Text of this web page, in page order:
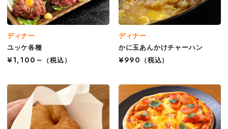
ディナー
ユッケ各種
¥1,100～
（税込）
ディナー
かに玉あんかけチャーハン
¥990
（税込）